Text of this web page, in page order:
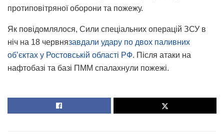
протиповітряної оборони та пожежу.
Як повідомлялося, Сили спеціальних операцій ЗСУ в
ніч на 18 червнязавдали удару по двох паливних
обʼєктах у Ростовській області РФ. Після атаки на
нафтобазі та базі ПММ спалахнули пожежі.